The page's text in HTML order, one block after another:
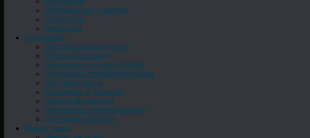
Информация о фирме
Позвонить
Демонтаж
Перевозка
Доставка ракушечника
Перевозка камня
Перевозка сыпучих грузов
Перевозка стройматериалов
Доставка песка
Квартирный переезд
Офисный переезд
Перевозка электротехники
Перевозка мебели
Вывоз лома